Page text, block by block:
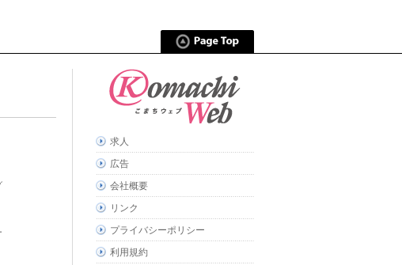
求人
広告
会社概要
リンク
プライバシーポリシー
利用規約